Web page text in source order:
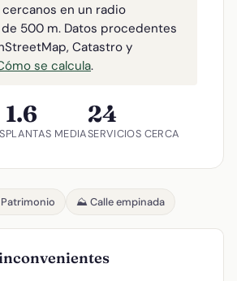
en un radio
500 m. Datos procedentes
Catastro y
se calcula.
1.6
PLANTAS MEDIA
24
SERVICIOS CERCA
⛰️ Calle empinada